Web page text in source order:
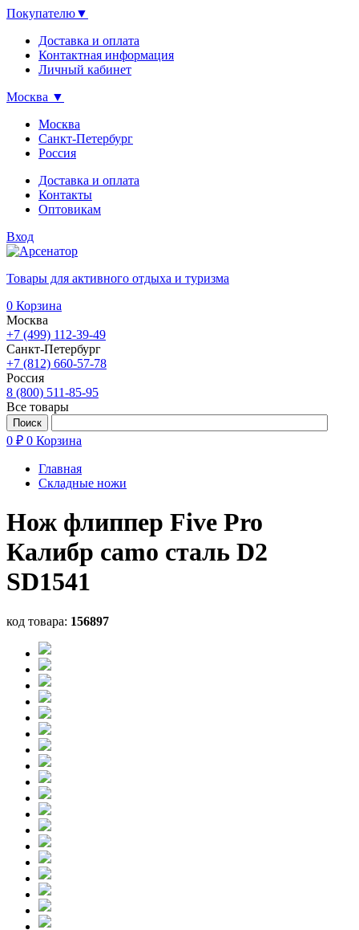
Покупателю▼
Доставка и оплата
Контактная информация
Личный кабинет
Москва ▼
Москва
Санкт-Петербург
Россия
Доставка и оплата
Контакты
Оптовикам
Вход
Товары для активного отдыха и туризма
0 Корзина
Москва
+7 (499) 112-39-49
Санкт-Петербург
+7 (812) 660-57-78
Россия
8 (800) 511-85-95
Все товары
0 ₽ 0 Корзина
Главная
Складные ножи
Нож флиппер Five Pro
Калибр camo сталь D2
SD1541
код товара: 156897